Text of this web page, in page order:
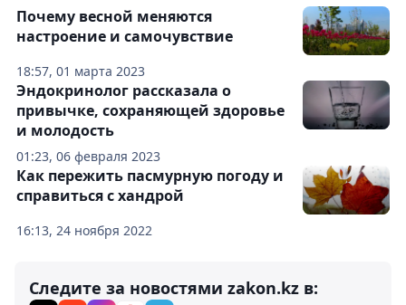
18:57, 01 марта 2023
Почему весной меняются
настроение и самочувствие
01:23, 06 февраля 2023
Эндокринолог рассказала о
привычке, сохраняющей здоровье
и молодость
16:13, 24 ноября 2022
Как пережить пасмурную погоду и
справиться с хандрой
Следите за новостями zakon.kz в: